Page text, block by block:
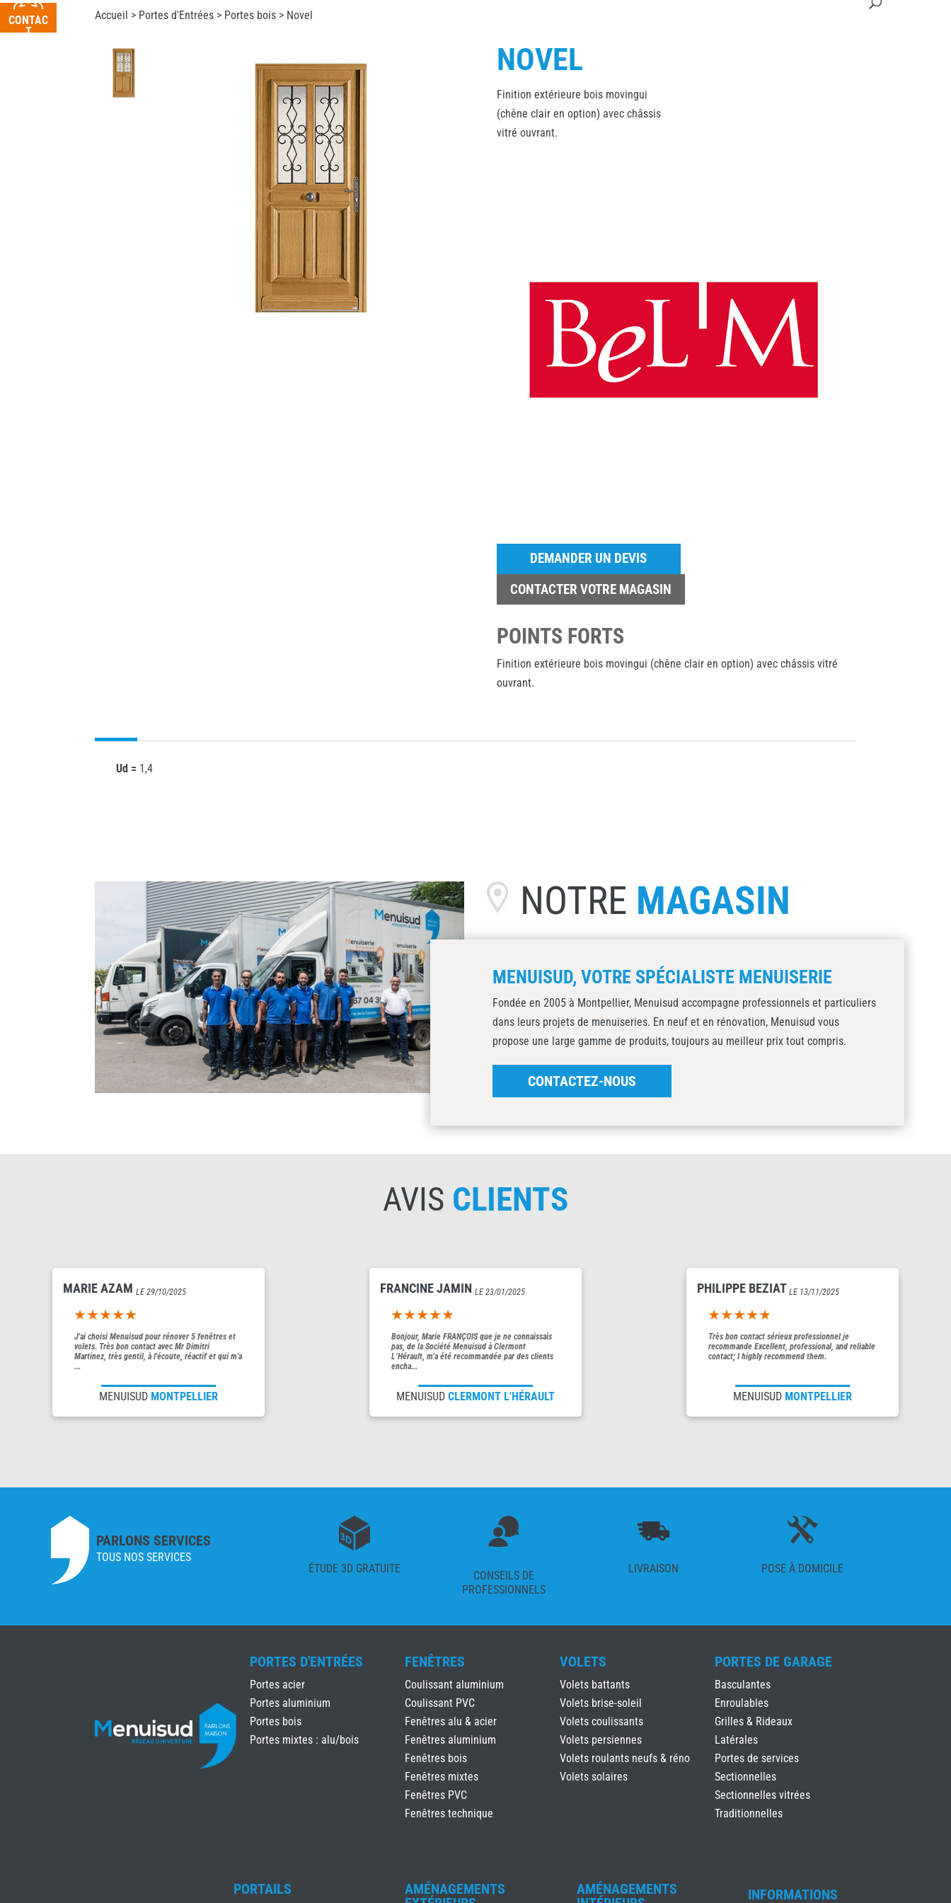
Accueil > Portes d'Entrées > Portes bois > Novel
NOVEL
Finition extérieure bois movingui
(chêne clair en option) avec châssis
vitré ouvrant.
DEMANDER UN DEVIS
CONTACTER VOTRE MAGASIN
POINTS FORTS
Finition extérieure bois movingui (chêne clair en option) avec châssis vitré
ouvrant.
Ud = 1,4
NOTRE MAGASIN
MENUISUD, VOTRE SPÉCIALISTE MENUISERIE
Fondée en 2005 à Montpellier, Menuisud accompagne professionnels et particuliers
dans leurs projets de menuiseries. En neuf et en rénovation, Menuisud vous
propose une large gamme de produits, toujours au meilleur prix tout compris.
CONTACTEZ-NOUS
AVIS CLIENTS
MARIE AZAM LE 29/10/2025
5out of 5
J'ai choisi Menuisud pour rénover 5 fenêtres et
volets. Très bon contact avec Mr Dimitri
Martinez, très gentil, à l'écoute, réactif et qui m'a
...
MENUISUD MONTPELLIER
FRANCINE JAMIN LE 23/01/2025
5out of 5
Bonjour, Marie FRANÇOIS que je ne connaissais
pas, de la Société Menuisud à Clermont
L’Hérault, m’a été recommandée par des clients
encha...
MENUISUD CLERMONT L'HÉRAULT
PHILIPPE BEZIAT LE 13/11/2025
5out of 5
Très bon contact sérieux professionnel je
recommande Excellent, professional, and reliable
contact; I highly recommend them.
MENUISUD MONTPELLIER
PARLONS SERVICES
TOUS NOS SERVICES
ÉTUDE 3D GRATUITE
CONSEILS DE
PROFESSIONNELS
LIVRAISON POSE À DOMICILE
PORTES D'ENTRÉES
Portes acier
Portes aluminium
Portes bois
Portes mixtes : alu/bois
FENÊTRES
Coulissant aluminium
Coulissant PVC
Fenêtres alu & acier
Fenêtres aluminium
Fenêtres bois
Fenêtres mixtes
Fenêtres PVC
Fenêtres technique
VOLETS
Volets battants
Volets brise-soleil
Volets coulissants
Volets persiennes
Volets roulants neufs & réno
Volets solaires
PORTES DE GARAGE
Basculantes
Enroulables
Grilles & Rideaux
Latérales
Portes de services
Sectionnelles
Sectionnelles vitrées
Traditionnelles
PORTAILS
AMÉNAGEMENTS
AMÉNAGEMENTS
INFORMATIONS
CONTAC
T